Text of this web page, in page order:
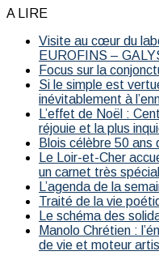
A LIRE
Visite au cœur du
EUROFINS –
Focus sur la
Si le simple est
inévitablement à
L’effet de Noël :
réjouie et la plus
Blois célèbre 50
Le Loir-et-Cher
un carnet très spécial
L’agenda de la
Traité de la vie
Le schéma des
Manolo Chrétien :
de vie et moteur